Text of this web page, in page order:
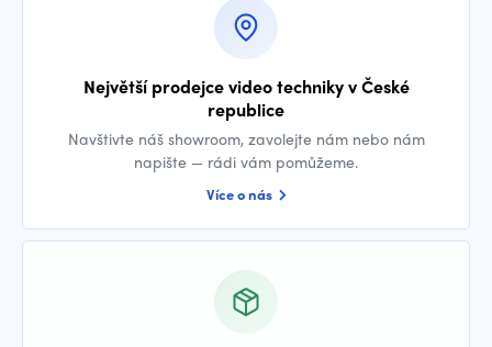
Největší prodejce video techniky v České
republice
Navštivte náš showroom, zavolejte nám nebo nám
napište — rádi vám pomůžeme.
Více o nás